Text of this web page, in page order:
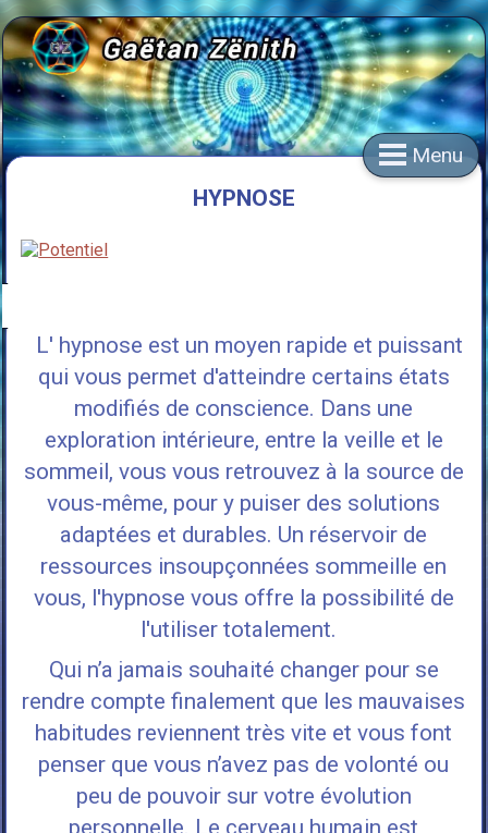
Menu
HYPNOSE
L' hypnose est un moyen rapide et puissant
qui vous permet d'atteindre certains états
modifiés de conscience. Dans une
exploration intérieure, entre la veille et le
sommeil, vous vous retrouvez à la source de
vous-même, pour y puiser des solutions
adaptées et durables. Un réservoir de
ressources insoupçonnées sommeille en
vous, l'hypnose vous offre la possibilité de
l'utiliser totalement.
Qui n’a jamais souhaité changer pour se
rendre compte finalement que les mauvaises
habitudes reviennent très vite et vous font
penser que vous n’avez pas de volonté ou
peu de pouvoir sur votre évolution
personnelle. Le cerveau humain est